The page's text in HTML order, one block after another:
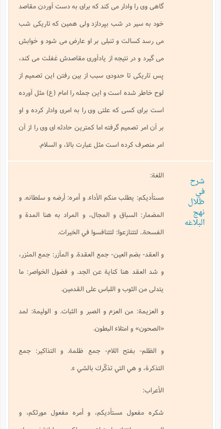
گاهى وى را وادار مى كند كه براى به دست آوردن مقاصد
خود به سير در شب بپردازد ولى همين كه تاريكى شب
مى رسد كسالت و تنبلى بر او عارض مى شود و خوابش
مى گيرد و در نتيجه از يادآورى مقاصدش غفلت مى كند،
پس تاريكى تا حدودى سبب از بين رفتن اين تصميم از
لوح خاطر شده است و اين جمله را امام (ع) مثل آورده
است براى كسى كه علتى وى را به امرى وادار كرده و او
بر آن امر تصميم گرفته اما كمترين حادثه اى وى را از آن
امر منصرف كرده است مثل عبارت بالا، و السلام.
شرح
في
ظلال
نهج
البلاغه
اللغة:
مستأديكم: يطلب منكم الأداء. و أمره: أرضه و سلطانه. و
المضمار: السباق و المجال، و المراد به هنا المدة و
الفسحة.. لتتنازعوا: لتتنافسوا في الخيرات.
و العقد- بضم العين- جمع العقدة. و المآزر: جمع المئزر،
و شد العقد هنا كناية عن الجد. و فضول الخواصر: ما
يتدلى من الثوب و اللباس على القدمين.
و العزيمة: من العزم و الصبر و الثبات. و الوليمة: لمد
«الصحون» و امتلاء البطون.
و الظلم- بفتح اللام- جمع ظلمة. و التذاكير: جمع
التذكرة، و هي التي تذكّرك بالشي ء.
الأعراب:
شكره مفعول مستأديكم، و أمره مفعول مورثكم، و